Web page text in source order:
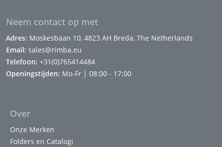
Neem contact op met
Adres: Moskesbaan 10, 4823 AH Breda, The Netherlands
Email: sales@rimba.eu
Telefoon: +31(0)765414484
Openingstijden: Mo-Fr | 08:00 - 17:00
Over
Onze Merken
Folders en Catalogi